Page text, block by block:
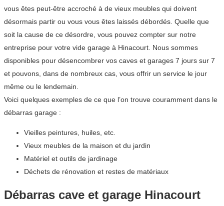
vous êtes peut-être accroché à de vieux meubles qui doivent
désormais partir ou vous vous êtes laissés débordés. Quelle que
soit la cause de ce désordre, vous pouvez compter sur notre
entreprise pour votre vide garage à Hinacourt. Nous sommes
disponibles pour désencombrer vos caves et garages 7 jours sur 7
et pouvons, dans de nombreux cas, vous offrir un service le jour
même ou le lendemain.
Voici quelques exemples de ce que l’on trouve couramment dans le
débarras garage :
Vieilles peintures, huiles, etc.
Vieux meubles de la maison et du jardin
Matériel et outils de jardinage
Déchets de rénovation et restes de matériaux
Débarras cave et garage Hinacourt